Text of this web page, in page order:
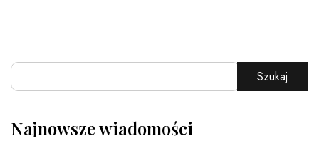
Szukaj
Najnowsze wiadomości